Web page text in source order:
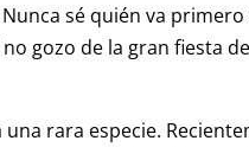
sé quién va
gozo de la gran fiesta
rara especie.